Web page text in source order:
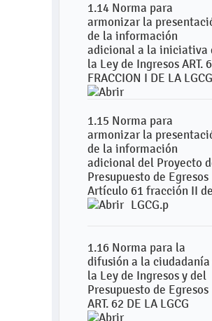
1.14 Norma para
armonizar la
de la información
adicional a la iniciativa
la Ley de Ingresos ART.
FRACCION I DE LA LGCG
1.15 Norma para
armonizar la
de la información
adicional del Proyecto
Presupuesto de Egresos
Artículo 61 fracción II
LGCG.p
1.16 Norma para la
difusión a la ciudadanía
la Ley de Ingresos y del
Presupuesto de Egresos
ART. 62 DE LA LGCG